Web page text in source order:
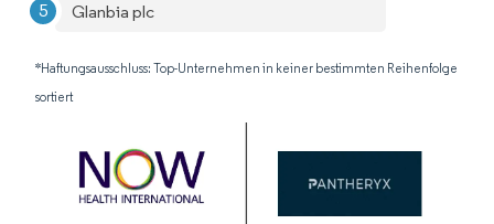
Glanbia plc
*Haftungsausschluss: Top-Unternehmen in keiner bestimmten Reihenfolge
sortiert